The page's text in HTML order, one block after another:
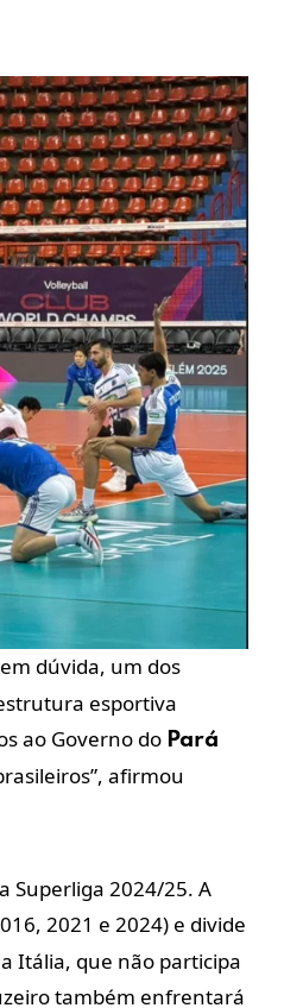
dúvida, um dos
esportiva
ao Governo do Pará
afirmou
Superliga 2024/25. A
2021 e 2024) e divide
Itália, que não participa
também enfrentará